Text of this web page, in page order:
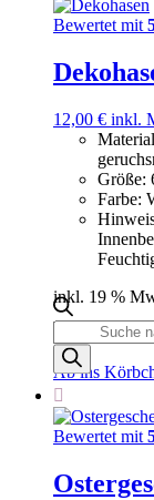
Products
search
Bewertet mit
12,00 € inkl.
Material
Größe:
Farbe:
inkl. 19 %
Lieferzeit:3 -
Ab ins
Bewertet mit